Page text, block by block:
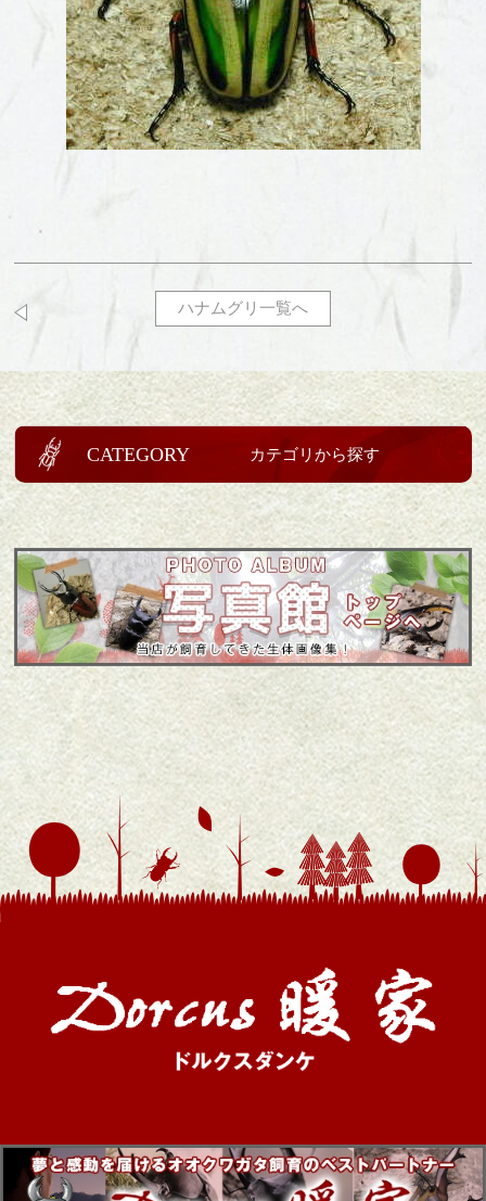
ハナムグリ一覧へ
CATEGORY カテゴリから探す